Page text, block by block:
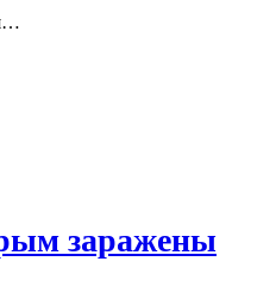
заражены